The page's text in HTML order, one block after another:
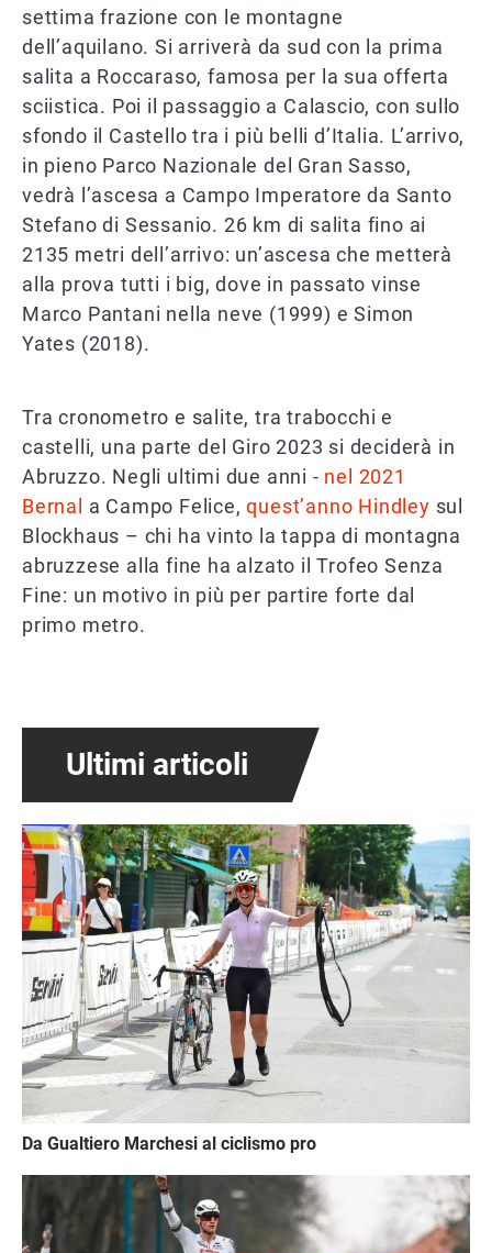
settima frazione con le montagne
dell’aquilano. Si arriverà da sud con la prima
salita a Roccaraso, famosa per la sua offerta
sciistica. Poi il passaggio a Calascio, con sullo
sfondo il Castello tra i più belli d’Italia. L’arrivo,
in pieno Parco Nazionale del Gran Sasso,
vedrà l’ascesa a Campo Imperatore da Santo
Stefano di Sessanio. 26 km di salita fino ai
2135 metri dell’arrivo: un’ascesa che metterà
alla prova tutti i big, dove in passato vinse
Marco Pantani nella neve (1999) e Simon
Yates (2018).
Tra cronometro e salite, tra trabocchi e
castelli, una parte del Giro 2023 si deciderà in
Abruzzo. Negli ultimi due anni - nel 2021
Bernal a Campo Felice,quest’anno Hindley sul
Blockhaus – chi ha vinto la tappa di montagna
abruzzese alla fine ha alzato il Trofeo Senza
Fine: un motivo in più per partire forte dal
primo metro.
Ultimi articoli
Immagine
Da Gualtiero Marchesi al ciclismo pro